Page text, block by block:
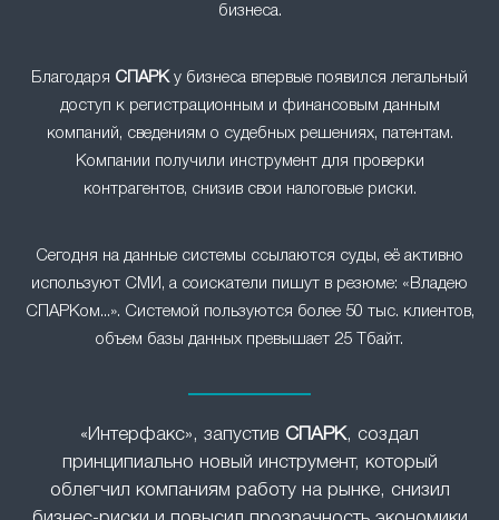
бизнеса.
Благодаря СПАРКу бизнеса впервые появился легальный
доступ к регистрационным и финансовым данным
компаний, сведениям о судебных решениях, патентам.
Компании получили инструмент для проверки
контрагентов, снизив свои налоговые риски.
Сегодня на данные системы ссылаются суды, её активно
используют СМИ, а соискатели пишут в резюме: «Владею
СПАРКом...». Системой пользуются более 50 тыс. клиентов,
объем базы данных превышает 25 Тбайт.
«Интерфакс», запустив СПАРК, создал
принципиально новый инструмент, который
облегчил компаниям работу на рынке, снизил